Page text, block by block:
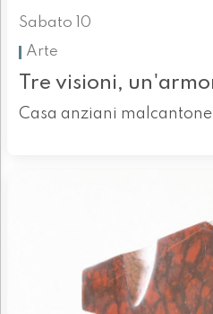
Sabato 10
Arte
Tre visioni,
Casa anziani